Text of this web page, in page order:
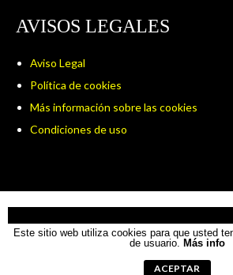
AVISOS LEGALES
Aviso Legal
Política de cookies
Más información sobre las cookies
Condiciones de uso
© 2026 CLUB VOLEIBOL AMIGOS CÁDIZ
DISEÑADO POR THEMEBOY
Este sitio web utiliza cookies para que usted
de usuario. Más info
ACEPTAR